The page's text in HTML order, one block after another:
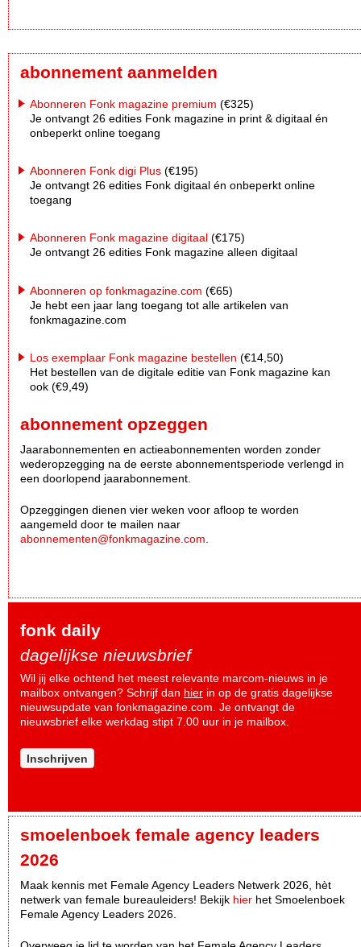
abonnement aanmelden
Abonneren Fonk magazine premium (€325)
Je ontvangt 26 edities Fonk magazine in print & digitaal én
onbeperkt online toegang
Abonneren Fonk digi Plus (€195)
Je ontvangt 26 edities Fonk digitaal én onbeperkt online
toegang
Abonneren Fonk magazine digitaal (€175)
Je ontvangt 26 edities Fonk magazine alleen digitaal
Abonneren op fonkmagazine.com (€65)
Je hebt een jaar lang toegang tot alle artikelen van
fonkmagazine.com
Los exemplaar Fonk magazine bestellen (€14,50)
Het bestellen van de digitale editie van Fonk magazine kan
ook (€9,49)
abonnement opzeggen
Jaarabonnementen en actieabonnementen worden zonder
wederopzegging na de eerste abonnementsperiode verlengd in
een doorlopend jaarabonnement.
Opzeggingen dienen vier weken voor afloop te worden
aangemeld door te mailen naar
abonnementen@fonkmagazine.com
fonk daily
dagelijkse nieuwsbrief
Wil jij elke ochtend het meest relevante marcom-nieuws in je
mailbox ontvangen? Schrijf dan hier in op de gratis dagelijkse
nieuwsupdate van fonkmagazine.com. Je ontvangt de
nieuwsbrief elke werkdag stipt 7.00 uur in je mailbox.
Inschrijven
smoelenboek female agency leaders
2026
Maak kennis met Female Agency Leaders Netwerk 2026, hèt
netwerk van female bureauleiders! Bekijk hier het Smoelenboek
Female Agency Leaders 2026.